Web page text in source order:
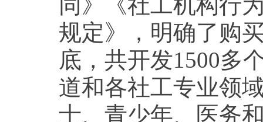
规定》，明确了购
底，共开发1500多
道和各社工专业领
士、青少年、医务